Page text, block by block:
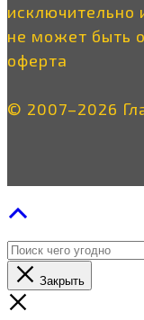
исключительно
не может быть
оферта
© 2007–2026
Закрыть